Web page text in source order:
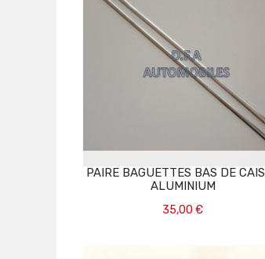
PAIRE BAGUETTES BAS DE
ALUMINIUM
35,00 €